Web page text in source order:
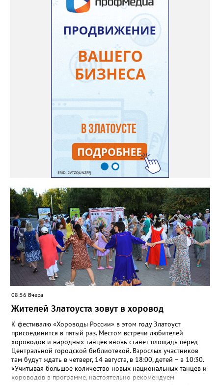
автовокзала. Кроме того, от Центральной библиотеки до села
будут курсировать маршрутные такси. Время отправления в
10:00, 11:00, 12:00, обратные рейсы в 21:00, 21:30, 22:00.
08:56 Вчера
Жителей Златоуста зовут в хоровод
К фестивалю «Хороводы России» в этом году Златоуст
присоединится в пятый раз. Местом встречи любителей
хороводов и народных танцев вновь станет площадь перед
Центральной городской библиотекой. Взрослых участников
там будут ждать в четверг, 14 августа, в 18:00, детей – в 10:30.
«Учитывая большое количество новых национальных танцев и
хороводов в программе, настоятельно рекомендуем